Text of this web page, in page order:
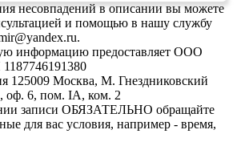
несовпадений в описании вы можете
и помощью в нашу службу
информацию предоставляет ООО
125009 Москва, М. Гнездниковский
оф. 6, пом. IA, ком. 2
записи ОБЯЗАТЕЛЬНО обращайте
для вас условия, например - время,